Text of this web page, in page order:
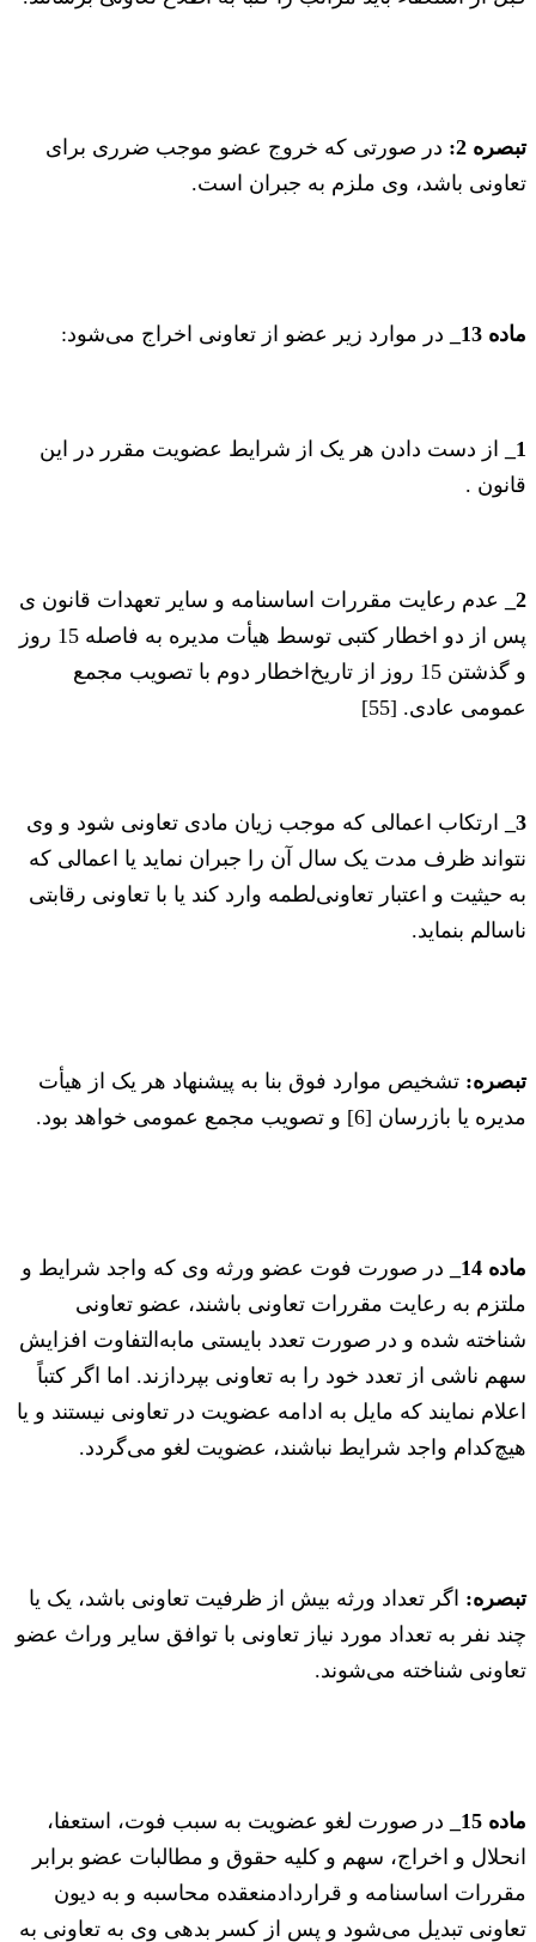
تبصره 2:
در صورتی که خروج عضو موجب ضرری برای
تعاونی باشد، وی ملزم به جبران است.
ماده 13_ در موارد زیر عضو از تعاونی اخراج می‌شود:
1_
از دست دادن هر یک از شرایط عضویت مقرر در این
قانون .
2_
عدم رعایت مقررات اساسنامه و سایر تعهدات قانون ی
پس از دو اخطار کتبی توسط هیأت مدیره به فاصله 15 روز
و گذشتن 15 روز از تاریخ‌اخطار دوم با تصویب ‌مجمع
عمومی عادی. [55]
3_
ارتکاب اعمالی که موجب زیان مادی تعاونی شود و وی
نتواند ظرف مدت یک سال آن را جبران نماید یا اعمالی که
به حیثیت و اعتبار تعاونی‌لطمه وارد کند یا با تعاونی رقابتی
ناسالم بنماید.
تبصره: تشخیص موارد فوق بنا به پیشنهاد هر یک از ‌هیأت
مدیره یا بازرسان [6] و تصویب مجمع عمومی خواهد بود.
ماده 14_
در صورت فوت عضو ورثه وی که واجد شرایط و
ملتزم به رعایت مقررات تعاونی باشند، عضو تعاونی
شناخته شده و در صورت تعدد ‌بایستی مابه‌التفاوت افزایش
سهم ناشی از تعدد خود را به تعاونی بپردازند. اما اگر کتباً
اعلام نمایند که مایل به ادامه عضویت در تعاونی نیستند و یا
هیچ‌کدام واجد شرایط نباشند، عضویت لغو می‌گردد.
تبصره: اگر تعداد ورثه بیش از ظرفیت تعاونی باشد، یک یا
چند نفر به تعداد مورد نیاز تعاونی با توافق سایر وراث عضو
تعاونی شناخته می‌شوند.
ماده 15_
در صورت لغو عضویت به سبب فوت، استعفا،
انحلال و اخراج، سهم و کلیه حقوق و مطالبات عضو برابر
مقررات اساسنامه و قرارداد‌منعقده محاسبه و به دیون
تعاونی تبدیل می‌شود و پس از کسر بدهی وی به تعاونی به